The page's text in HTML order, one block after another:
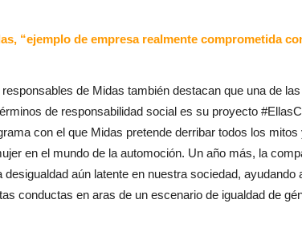
“ejemplo de empresa realmente comprometida
responsables de Midas también destacan que una de
de responsabilidad social es su proyecto
con el que Midas pretende derribar todos los
en el mundo de la automoción. Un año más, la
desigualdad aún latente en nuestra sociedad,
conductas en aras de un escenario de igualdad de